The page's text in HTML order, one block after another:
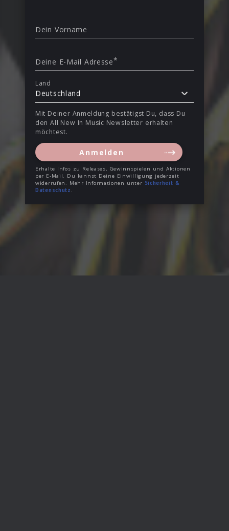
Dein Vorname
Deine E-Mail Adresse*
Land
Deutschland
Mit Deiner Anmeldung bestätigst Du, dass Du
den All New In Music Newsletter erhalten
möchtest.
Anmelden
Erhalte Infos zu Releases, Gewinnspielen und Aktionen
per E-Mail. Du kannst Deine Einwilligung jederzeit
widerrufen. Mehr Informationen unter Sicherheit &
Datenschutz .